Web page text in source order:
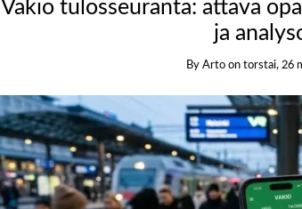
Vakio tulosseuranta: attava
ja
By Arto on torstai, 26